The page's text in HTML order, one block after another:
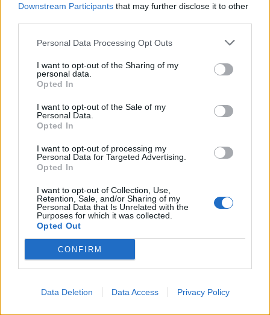
Downstream Participants that may further disclose it to other
Personal Data Processing Opt Outs
I want to opt-out of the Sharing of my
personal data.
Opted In
I want to opt-out of the Sale of my
Personal Data.
Opted In
I want to opt-out of processing my
Personal Data for Targeted Advertising.
Opted In
I want to opt-out of Collection, Use,
Retention, Sale, and/or Sharing of my
Personal Data that Is Unrelated with the
Purposes for which it was collected.
Opted Out
CONFIRM
Data Deletion Data Access Privacy Policy
Krompirove zlatice ne mogu da podnesu miris trule
lukovine crvenog luka. Prilikom sadnje pored krtola
terati zlatice. Biljne vrste kao što su ren, kamilica i pasulj
svojim mirisom odbijaju zlatice. One ne podnose ni miris
četinara, a naročito bora. Usitnjena borova kora može se
rasuti između biljaka ili se može napraviti preparat od
koprivom. Ta biljka, svojim žarećim dlačicama, sprječava
zlatice da se uvuku u zemljište tokom najtoplijeg dela dana.